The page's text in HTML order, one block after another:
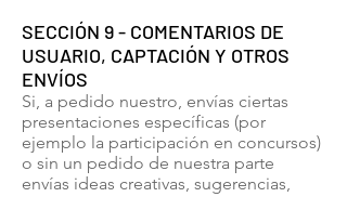
SECCIÓN 9 - COMENTARIOS DE
USUARIO, CAPTACIÓN Y OTROS
ENVÍOS
Si, a pedido nuestro, envías ciertas
presentaciones específicas (por
ejemplo la participación en concursos)
o sin un pedido de nuestra parte
envías ideas creativas, sugerencias,